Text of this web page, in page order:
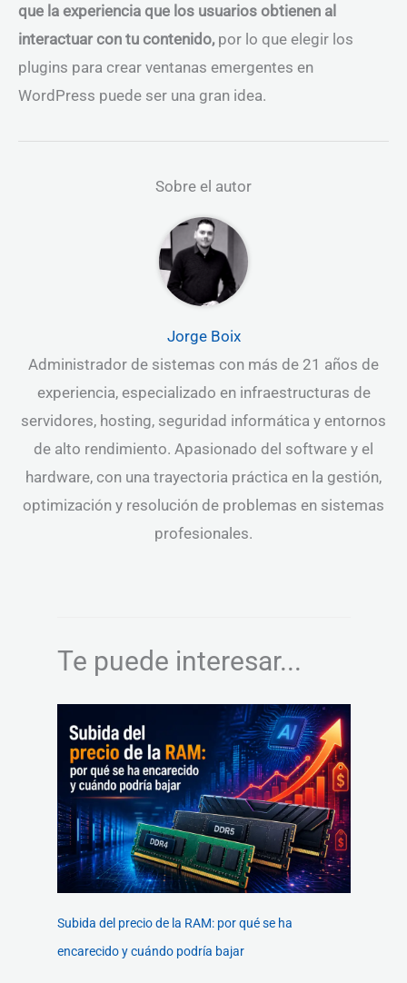
que la experiencia que los usuarios obtienen al
interactuar con tu contenido,por lo que elegir los
plugins para crear ventanas emergentes en
WordPress puede ser una gran idea.
Sobre el autor
Jorge Boix
Administrador de sistemas con más de 21 años de
experiencia, especializado en infraestructuras de
servidores, hosting, seguridad informática y entornos
de alto rendimiento. Apasionado del software y el
hardware, con una trayectoria práctica en la gestión,
optimización y resolución de problemas en sistemas
profesionales.
Te puede interesar...
Subida del precio de la RAM: por qué se ha
encarecido y cuándo podría bajar